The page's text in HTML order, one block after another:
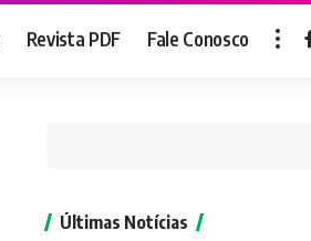
Revista PDF Fale Conosco
Últimas Notícias